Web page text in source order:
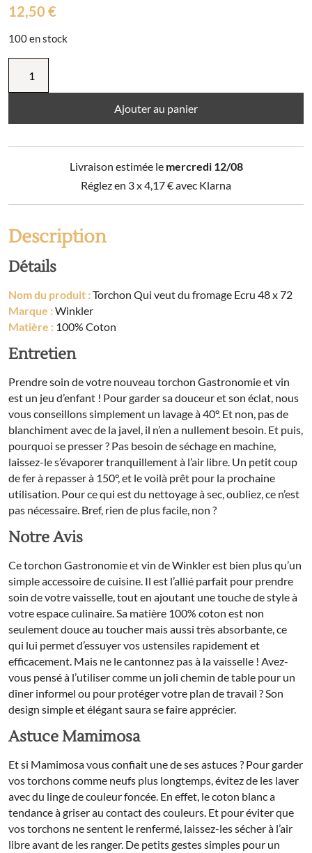
12,50 €
100 en stock
Torchon
veut
Ajouter au panier
Livraison estimée le mercredi 12/08
Réglez en 3 x4,17€avec Klarna
Description
Détails
Nom du produit :Torchon Qui veut du fromage Ecru 48 x 72
Marque :Winkler
Matière : 100% Coton
Entretien
Prendre soin de votre nouveau torchon Gastronomie et vin
est un jeu d’enfant ! Pour garder sa douceur et son éclat, nous
vous conseillons simplement un lavage à 40°. Et non, pas de
blanchiment avec de la javel, il n’en a nullement besoin. Et puis,
pourquoi se presser ? Pas besoin de séchage en machine,
laissez-le s’évaporer tranquillement à l’air libre. Un petit coup
de fer à repasser à 150°, et le voilà prêt pour la prochaine
utilisation. Pour ce qui est du nettoyage à sec, oubliez, ce n’est
pas nécessaire. Bref, rien de plus facile, non ?
Notre Avis
Ce torchon Gastronomie et vin de Winkler est bien plus qu’un
simple accessoire de cuisine. Il est l’allié parfait pour prendre
soin de votre vaisselle, tout en ajoutant une touche de style à
votre espace culinaire. Sa matière 100% coton est non
seulement douce au toucher mais aussi très absorbante, ce
qui lui permet d’essuyer vos ustensiles rapidement et
efficacement. Mais ne le cantonnez pas à la vaisselle ! Avez-
vous pensé à l’utiliser comme un joli chemin de table pour un
dîner informel ou pour protéger votre plan de travail ? Son
design simple et élégant saura se faire apprécier.
Astuce Mamimosa
Et si Mamimosa vous confiait une de ses astuces ? Pour garder
vos torchons comme neufs plus longtemps, évitez de les laver
avec du linge de couleur foncée. En effet, le coton blanc a
tendance à griser au contact des couleurs. Et pour éviter que
vos torchons ne sentent le renfermé, laissez-les sécher à l’air
libre avant de les ranger. De petits gestes simples pour un